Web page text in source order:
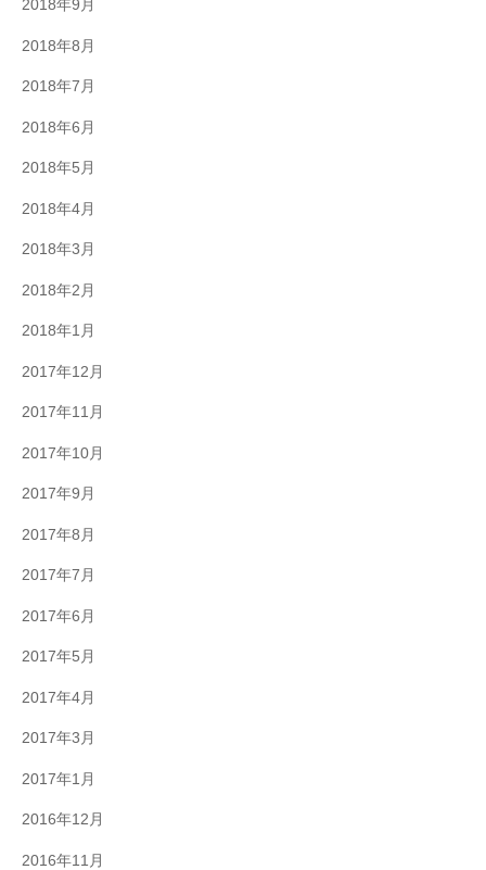
2018年9月
2018年8月
2018年7月
2018年6月
2018年5月
2018年4月
2018年3月
2018年2月
2018年1月
2017年12月
2017年11月
2017年10月
2017年9月
2017年8月
2017年7月
2017年6月
2017年5月
2017年4月
2017年3月
2017年1月
2016年12月
2016年11月